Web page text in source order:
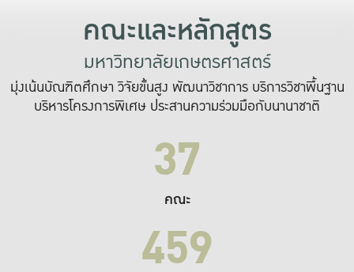
คณะและหลักสูตร
มหาวิทยาลัยเกษตรศาสตร์
มุ่งเน้นบัณฑิตศึกษา วิจัยขั้นสูง พัฒนาวิชาการ บริการวิชาพื้นฐาน
บริหารโครงการพิเศษ ประสานความร่วมมือกับนานาชาติ
37
คณะ
459